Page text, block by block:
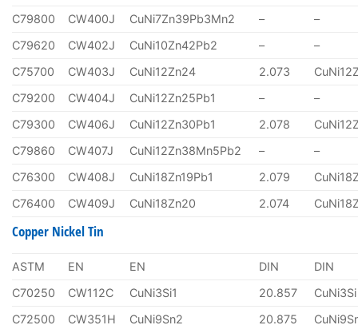
C79800
CW400J CuNi7Zn39Pb3Mn2 –
–
C79620
CW402J CuNi10Zn42Pb2 –
–
C75700
CW403J CuNi12Zn24 2.073
C79200
CW404J CuNi12Zn25Pb1 –
–
C79300
CW406J CuNi12Zn30Pb1 2.078
C79860
CW407J CuNi12Zn38Mn5Pb2 –
–
C76300
CW408J CuNi18Zn19Pb1 2.079
C76400
CW409J CuNi18Zn20 2.074
Copper Nickel Tin
ASTM EN EN DIN
DIN
C70250
CW112C CuNi3Si1 20.857
CuNi3Si
C72500
CW351H CuNi9Sn2 20.875